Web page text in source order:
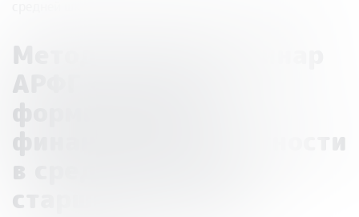
Методический семинар
АРФГ «Методики
формирования
финансовой грамотности
в средней школе и
старших классах»